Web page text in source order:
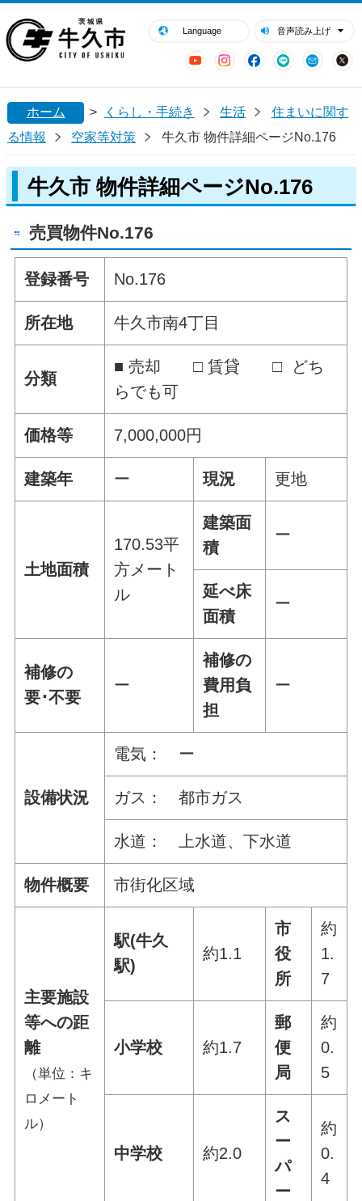
Language 音声読み上げ
YouTubeInstagram
Facebook
LINE Mail
閉じる
ホーム > くらし・手続き 生活
住まいに関す
る情報
空家等対策 牛久市 物件詳細ページNo.176
牛久市 物件詳細ページNo.176
売買物件No.176
登録番号 No.176
所在地 牛久市南4丁目
分類
■ 売却 □ 賃貸 □ どち
らでも可
価格等 7,000,000円
建築年 ー 現況 更地
土地面積
170.53平
方メート
ル
建築面
積
ー
延べ床
面積
ー
補修の
要･不要
ー
補修の
費用負
担
ー
設備状況
電気： ー
ガス： 都市ガス
水道： 上水道、下水道
物件概要 市街化区域
主要施設
等への距
離
（単位：キ
ロメート
ル）
駅(牛久
駅)
約1.1
市
役
所
約
1.
7
小学校 約1.7
郵
便
局
約
0.
5
中学校 約2.0
ス
ー
パ
ー
約
0.
4